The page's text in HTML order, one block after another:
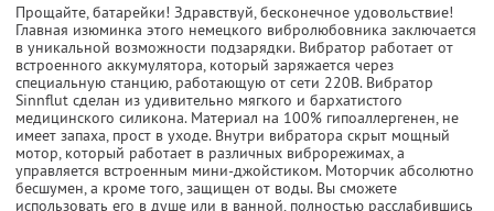
Прощайте, батарейки! Здравствуй, бесконечное удовольствие!
Главная изюминка этого немецкого вибролюбовника заключается
в уникальной возможности подзарядки. Вибратор работает от
встроенного аккумулятора, который заряжается через
специальную станцию, работающую от сети 220В. Вибратор
Sinnflut сделан из удивительно мягкого и бархатистого
медицинского силикона. Материал на 100% гипоаллергенен, не
имеет запаха, прост в уходе. Внутри вибратора скрыт мощный
мотор, который работает в различных виброрежимах, а
управляется встроенным мини-джойстиком. Моторчик абсолютно
бесшумен, а кроме того, защищен от воды. Вы сможете
использовать его в душе или в ванной, полностью расслабившись